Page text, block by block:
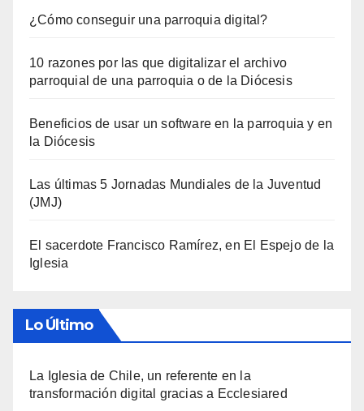
¿Cómo conseguir una parroquia digital?
10 razones por las que digitalizar el archivo
parroquial de una parroquia o de la Diócesis
Beneficios de usar un software en la parroquia y en
la Diócesis
Las últimas 5 Jornadas Mundiales de la Juventud
(JMJ)
El sacerdote Francisco Ramírez, en El Espejo de la
Iglesia
Lo Último
La Iglesia de Chile, un referente en la
transformación digital gracias a Ecclesiared